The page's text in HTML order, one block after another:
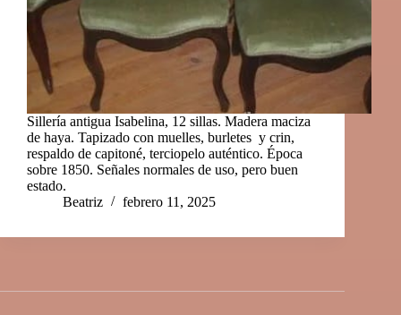
Sillería antigua Isabelina, 12 sillas. Madera maciza
de haya. Tapizado con muelles, burletes y crin,
respaldo de capitoné, terciopelo auténtico. Época
sobre 1850. Señales normales de uso, pero buen
estado.
Beatriz
febrero 11, 2025